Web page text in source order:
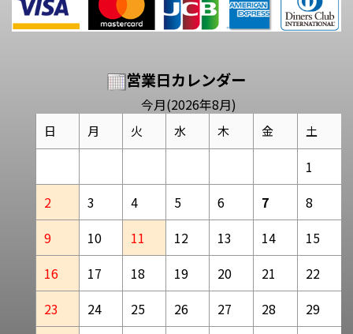
営業日カレンダー
今月(2026年8月)
日 月 火 水 木 金 土
1
2
3 4 5 6 7
8
9
10 11 12 13 14
15
16
17 18 19 20 21
22
23
24 25 26 27 28
29